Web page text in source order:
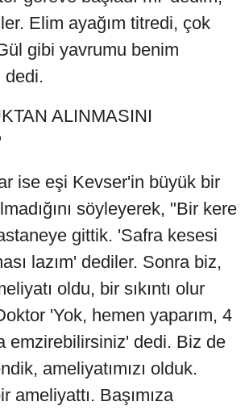
Elim ayağım titredi, çok
gibi yavrumu benim
dedi.
ALINMASINI
ise eşi Kevser'in büyük bir
söyleyerek, "Bir kere
gittik. 'Safra kesesi
lazım' dediler. Sonra biz,
oldu, bir sıkıntı olur
'Yok, hemen yaparım, 4
emzirebilirsiniz' dedi. Biz de
ameliyatımızı olduk.
ameliyattı. Başımıza